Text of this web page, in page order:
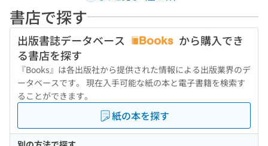
書店で探す
出版書誌データベース
から購入でき
る書店を探す
『Books』は各出版社から提供された情報による出版業界のデ
ータベースです。 現在入手可能な紙の本と電子書籍を検索す
ることができます。
紙の本を探す